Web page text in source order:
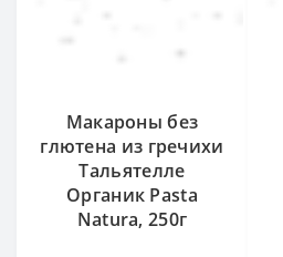
Макароны без
глютена из гречихи
Тальятелле
Органик Pasta
Natura, 250г